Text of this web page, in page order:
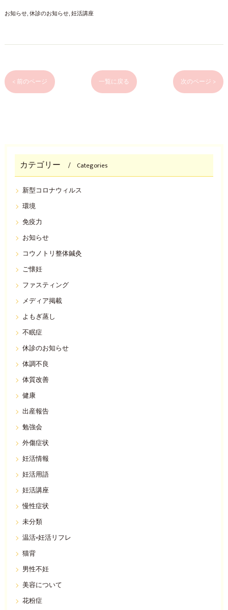
お知らせ 休診のお知らせ 妊活講座
< 前のページ 一覧に戻る 次のページ >
カテゴリー Categories
新型コロナウィルス
環境
免疫力
お知らせ
コウノトリ整体鍼灸
ご懐妊
ファスティング
メディア掲載
よもぎ蒸し
不眠症
休診のお知らせ
体調不良
体質改善
健康
出産報告
勉強会
外傷症状
妊活情報
妊活用語
妊活講座
慢性症状
未分類
温活×妊活リフレ
猫背
男性不妊
美容について
花粉症